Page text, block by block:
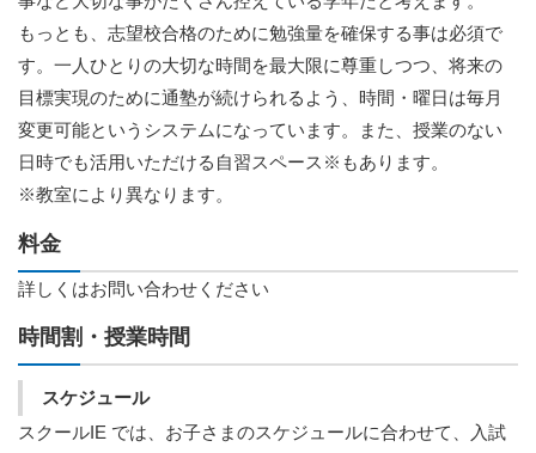
もっとも、志望校合格のために勉強量を確保する事は必須で
す。一人ひとりの大切な時間を最大限に尊重しつつ、将来の
目標実現のために通塾が続けられるよう、時間・曜日は毎月
変更可能というシステムになっています。また、授業のない
日時でも活用いただける自習スペース※もあります。
※教室により異なります。
料金
詳しくはお問い合わせください
時間割・授業時間
スケジュール
スクールIE では、お子さまのスケジュールに合わせて、入試